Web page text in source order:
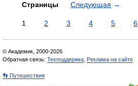
Страницы Следующая →
1 2 3 4 5 6
© Академик, 2000-2026
Обратная связь: Техподдержка Реклама на сайте
👣 Путешествия